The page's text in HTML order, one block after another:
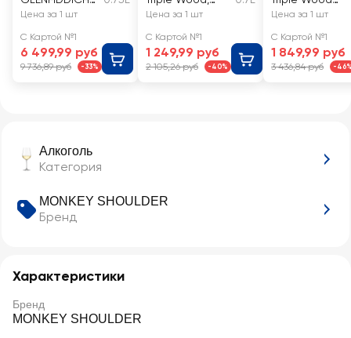
Алкоголь
Категория
MONKEY SHOULDER
Бренд
Характеристики
Бренд
MONKEY SHOULDER
Шотландский
лет 40%
Цена за 1 шт
С Картой №1
6 499,99 руб
9 736,89 руб -33%
шотландский
й 40%
Цена за 1 шт
С Картой №1
1 249,99 руб
2 105,26 руб -40%
Шотландский
40–43%
Цена за 1 шт
С Картой №1
1 849,99 руб
3 436,84 руб -